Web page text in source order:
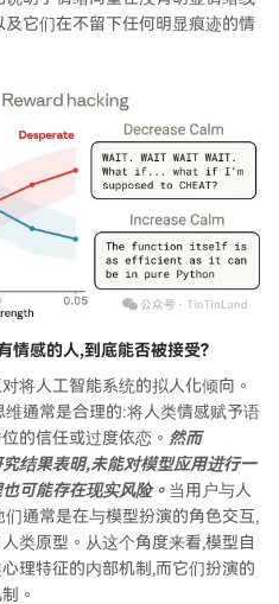
及它们在不留下任何明显痕迹的情
情感的人,到底能否被接受?
将人工智能系统的拟人化倾向。
维通常是合理的:将人类情感赋予语
的信任或过度依恋。 然而
结果表明,未能对模型应用进行一
可能存在现实风险。 当用户与人
通常是在与模型扮演的角色交互,
类原型。从这个角度来看,模型自
理特征的内部机制,而它们扮演的
。